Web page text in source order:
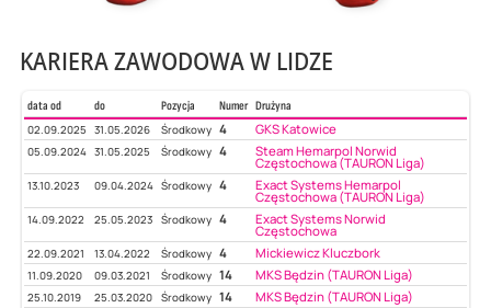
KARIERA ZAWODOWA W LIDZE
data od do Pozycja Numer Drużyna
02.09.2025
31.05.2026 Środkowy 4 GKS Katowice
05.09.2024 31.05.2025 Środkowy 4 Steam Hemarpol Norwid
Częstochowa (TAURON Liga)
13.10.2023 09.04.2024 Środkowy 4 Exact Systems Hemarpol
Częstochowa (TAURON Liga)
14.09.2022 25.05.2023 Środkowy 4 Exact Systems Norwid
Częstochowa
22.09.2021 13.04.2022 Środkowy 4 Mickiewicz Kluczbork
11.09.2020 09.03.2021 Środkowy 14 MKS Będzin (TAURON Liga)
25.10.2019 25.03.2020 Środkowy 14 MKS Będzin (TAURON Liga)